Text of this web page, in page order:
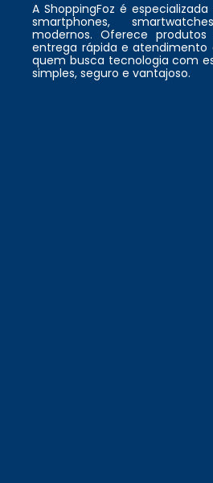
A ShoppingFoz é
smartphones,
modernos. Oferece
entrega rápida e atendimento
quem busca tecnologia com
simples, seguro e vantajoso.